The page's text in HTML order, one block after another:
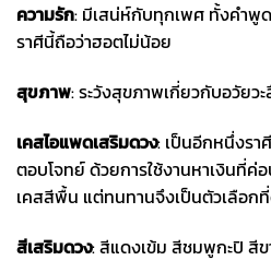
ความรัก: มีเสน่ห์กับทุกเพศ ทั้งคำพู
ราศีนี้ถือว่าฮอตไม่น้อย
สุขภาพ: ระวังสุขภาพเกี่ยวกับอวัยว
เคสไอแพดเสริมดวง: เป็นอีกหนึ่งร
ตอบโจทย์ ด้วยการใช้งานหาเงินที่
เคสสีพื้น แต่ทนทานจึงเป็นตัวเลือก
สีเสริมดวง: สีแดงเข้ม สีชมพูกะปิ สีข